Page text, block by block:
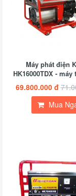
Máy phát điện
HK16000TDX - máy
69.800.000 đ
Mua